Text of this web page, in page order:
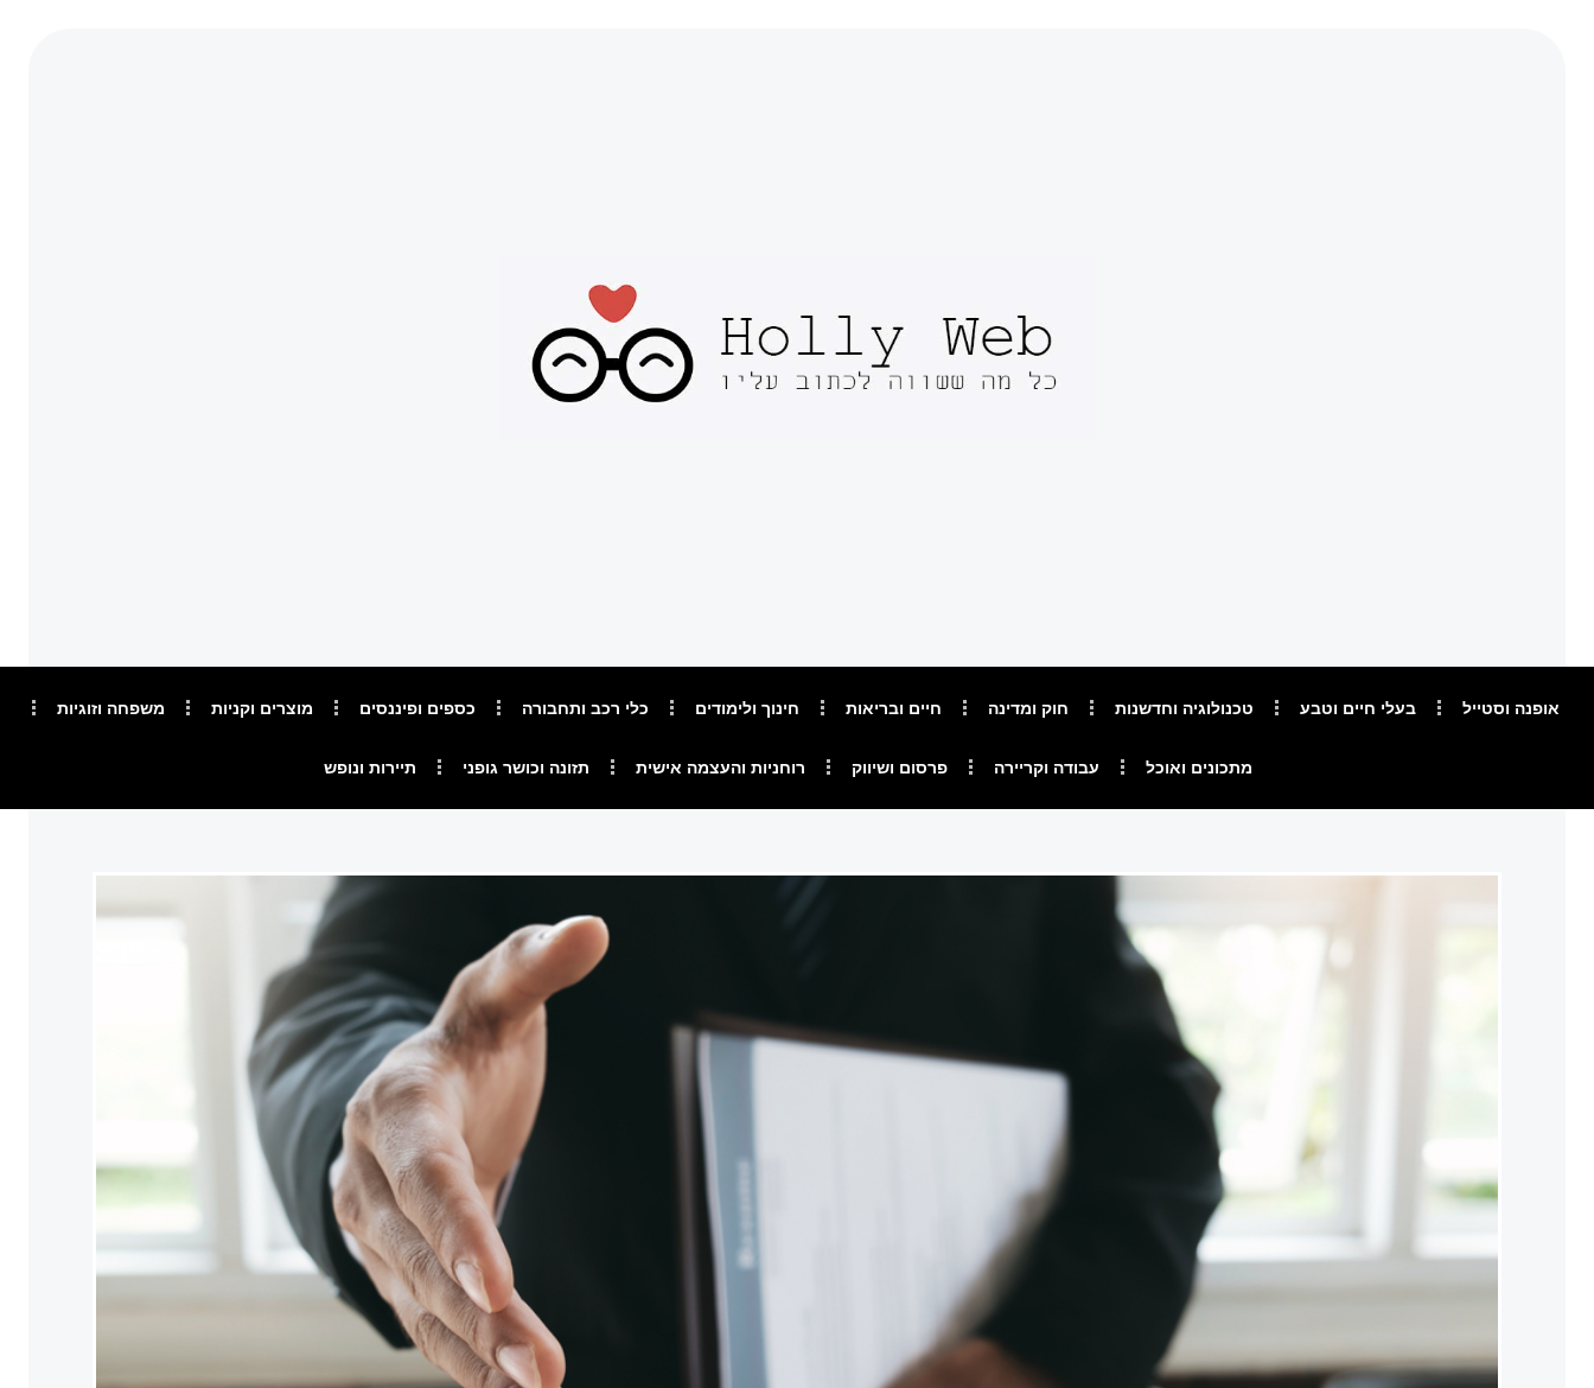
אופנה וסטייל בעלי חיים וטבע טכנולוגיה וחדשנות חוק ומדינה חיים ובריאות חינוך ולימודים כלי רכב ותחבורה כספים ופיננסים מוצרים וקניות משפחה וזוגיות
מתכונים ואוכל עבודה וקריירה פרסום ושיווק רוחניות והעצמה אישית תזונה וכושר גופני תיירות ונופש